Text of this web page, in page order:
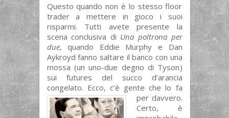
Questo quando non è lo stesso floor
trader a mettere in gioco i suoi
risparmi. Tutti avete presente la
scena conclusiva di Una poltrona per
due, quando Eddie Murphy e Dan
Aykroyd fanno saltare il banco con una
mossa (un uno-due degno di Tyson)
sui futures del succo d’arancia
congelato. Ecco, c’è gente che lo fa
per davvero.
Certo, è